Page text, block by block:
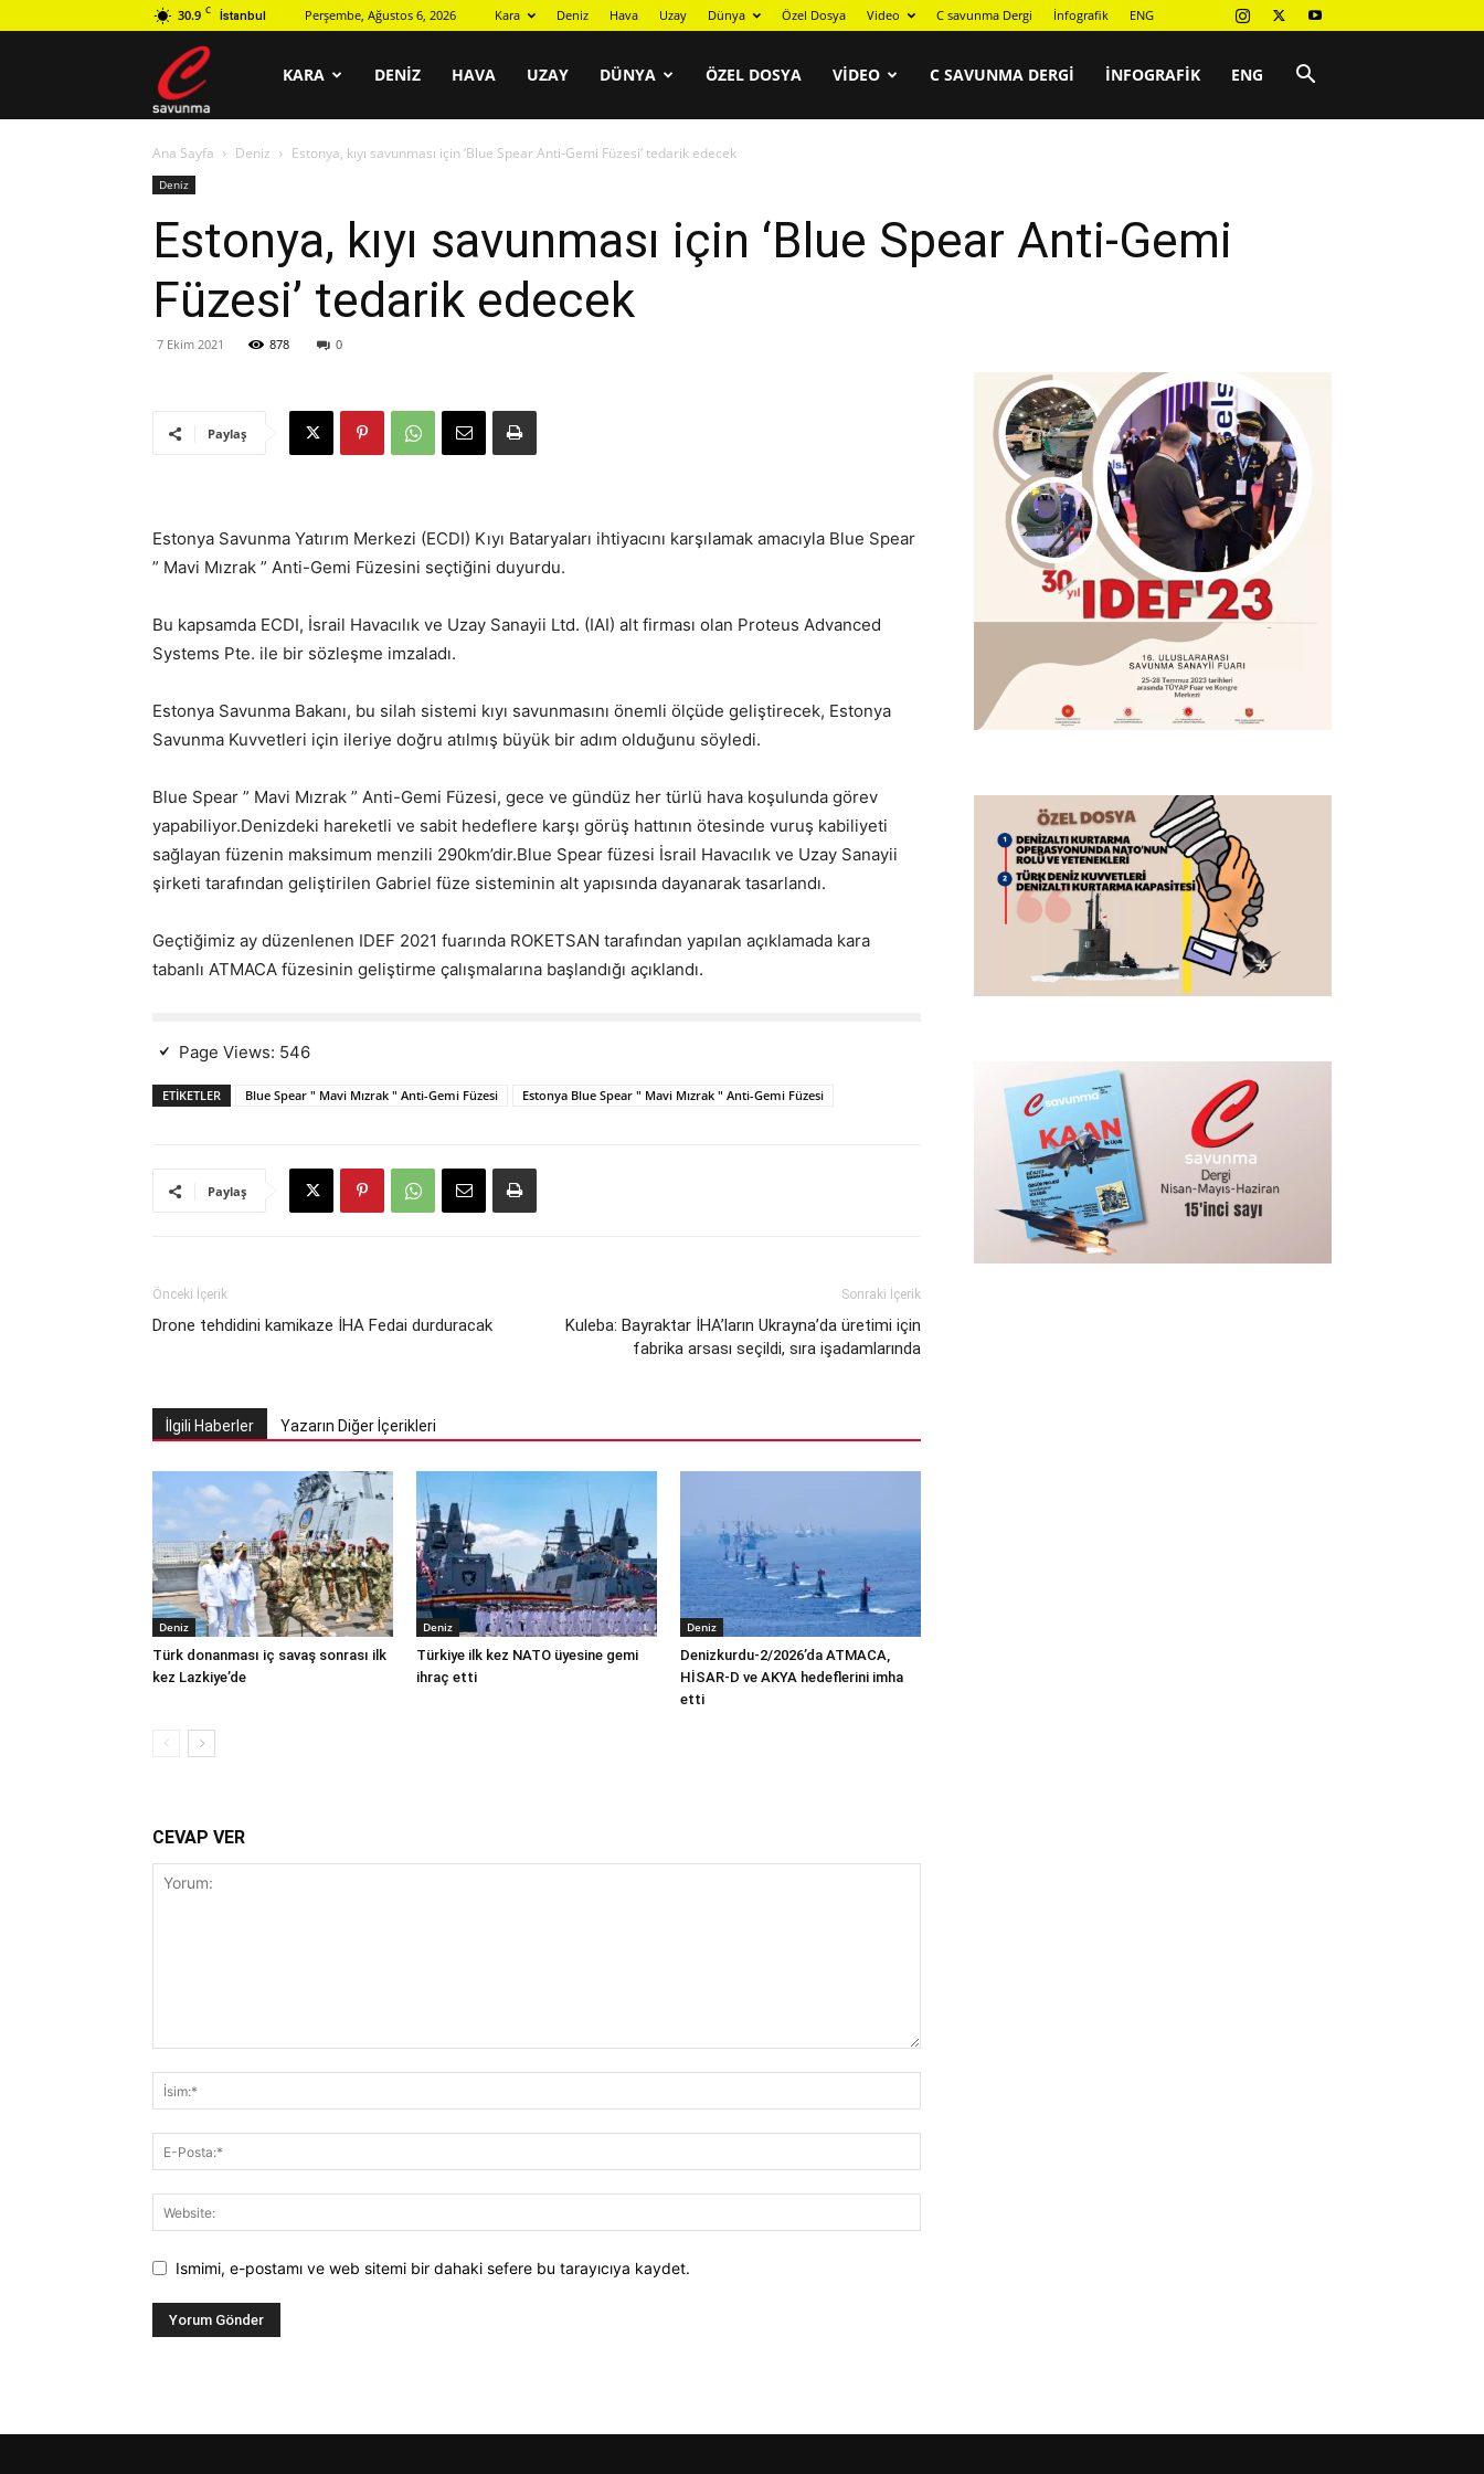
30.9 C İstanbul Perşembe, Ağustos 6, 2026 Kara Deniz Hava Uzay Dünya Özel Dosya Video C savunma Dergi İnfografik ENG
savunma
KARA DENIZ HAVA UZAY DÜNYA ÖZEL DOSYA VIDEO C SAVUNMA DERGI İNFOGRAFIK ENG
Ana Sayfa Deniz Estonya, kıyı savunması için ‘Blue Spear Anti-Gemi Füzesi’ tedarik edecek
Deniz
Estonya, kıyı savunması için ‘Blue Spear Anti-Gemi
Füzesi’ tedarik edecek
7 Ekim 2021 878 0
Paylaş
Estonya Savunma Yatırım Merkezi (ECDI) Kıyı Bataryaları ihtiyacını karşılamak amacıyla Blue Spear
” Mavi Mızrak ” Anti-Gemi Füzesini seçtiğini duyurdu.
Bu kapsamda ECDI, İsrail Havacılık ve Uzay Sanayii Ltd. (IAI) alt firması olan Proteus Advanced
Systems Pte. ile bir sözleşme imzaladı.
Estonya Savunma Bakanı, bu silah sistemi kıyı savunmasını önemli ölçüde geliştirecek, Estonya
Savunma Kuvvetleri için ileriye doğru atılmış büyük bir adım olduğunu söyledi.
Blue Spear ” Mavi Mızrak ” Anti-Gemi Füzesi, gece ve gündüz her türlü hava koşulunda görev
yapabiliyor.Denizdeki hareketli ve sabit hedeflere karşı görüş hattının ötesinde vuruş kabiliyeti
sağlayan füzenin maksimum menzili 290km’dir.Blue Spear füzesi İsrail Havacılık ve Uzay Sanayii
şirketi tarafından geliştirilen Gabriel füze sisteminin alt yapısında dayanarak tasarlandı.
Geçtiğimiz ay düzenlenen IDEF 2021 fuarında ROKETSAN tarafından yapılan açıklamada kara
tabanlı ATMACA füzesinin geliştirme çalışmalarına başlandığı açıklandı.
Page Views: 546
ETIKETLER Blue Spear " Mavi Mızrak " Anti-Gemi Füzesi Estonya Blue Spear " Mavi Mızrak " Anti-Gemi Füzesi
Paylaş
Önceki İçerik
Drone tehdidini kamikaze İHA Fedai durduracak
Sonraki İçerik
Kuleba: Bayraktar İHA’ların Ukrayna’da üretimi için
fabrika arsası seçildi, sıra işadamlarında
İlgili Haberler Yazarın Diğer İçerikleri
Deniz
Türk donanması iç savaş sonrası ilk
kez Lazkiye’de
Deniz
Türkiye ilk kez NATO üyesine gemi
ihraç etti
Deniz
Denizkurdu-2/2026’da ATMACA,
HİSAR-D ve AKYA hedeflerini imha
etti
CEVAP VER
Ismimi, e-postamı ve web sitemi bir dahaki sefere bu tarayıcıya kaydet.